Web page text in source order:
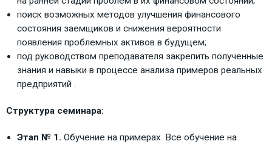
поиск возможных методов улучшения финансового
состояния заемщиков и снижения вероятности
появления проблемных активов в будущем;
под руководством преподавателя закрепить полученные
знания и навыки в процессе анализа примеров реальных
предприятий .
Структура семинара:
Этап № 1. Обучение на примерах. Все обучение на